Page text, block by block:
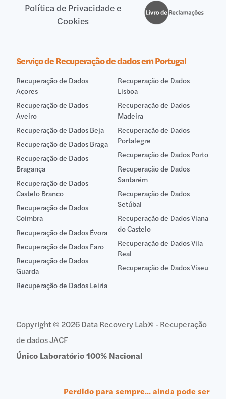
Política de Privacidade e
Cookies
Serviço de Recuperação de dados em Portugal
Recuperação de Dados
Açores
Recuperação de Dados
Aveiro
Recuperação de Dados Beja
Recuperação de Dados Braga
Recuperação de Dados
Bragança
Recuperação de Dados
Castelo Branco
Recuperação de Dados
Coimbra
Recuperação de Dados Évora
Recuperação de Dados Faro
Recuperação de Dados
Guarda
Recuperação de Dados Leiria
Recuperação de Dados
Lisboa
Recuperação de Dados
Madeira
Recuperação de Dados
Portalegre
Recuperação de Dados Porto
Recuperação de Dados
Santarém
Recuperação de Dados
Setúbal
Recuperação de Dados Viana
do Castelo
Recuperação de Dados Vila
Real
Recuperação de Dados Viseu
Copyright © 2026 Data Recovery Lab® - Recuperação
de dados JACF
Único Laboratório 100% Nacional
Perdido para sempre... ainda pode ser